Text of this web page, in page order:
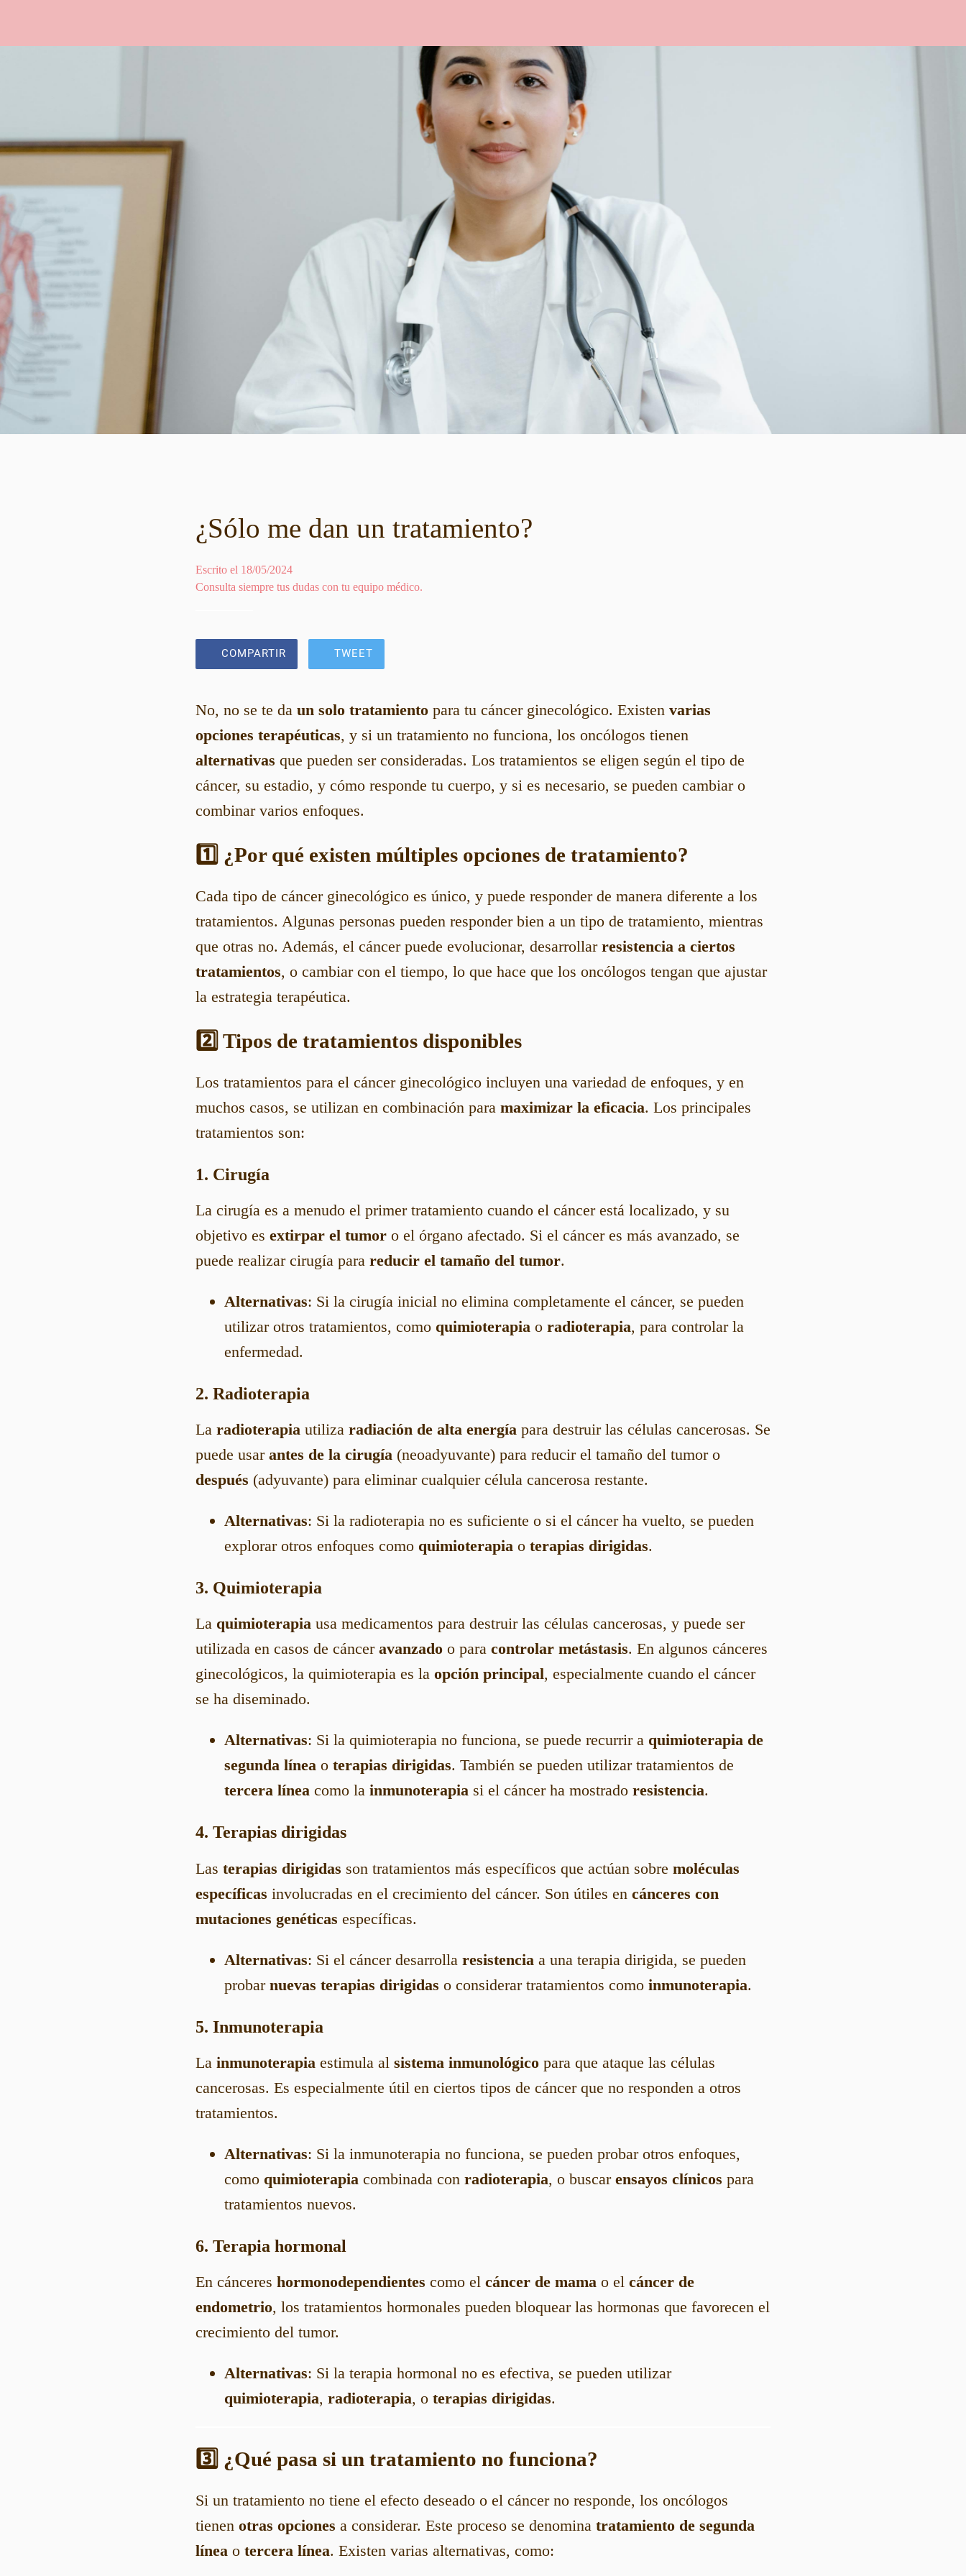
¿Sólo me dan un tratamiento?
Escrito el 18/05/2024
Consulta siempre tus dudas con tu equipo médico.
COMPARTIR TWEET
No, no se te da un solo tratamiento para tu cáncer ginecológico. Existen varias
opciones terapéuticas, y si un tratamiento no funciona, los oncólogos tienen
alternativas que pueden ser consideradas. Los tratamientos se eligen según el tipo de
cáncer, su estadio, y cómo responde tu cuerpo, y si es necesario, se pueden cambiar o
combinar varios enfoques.
1️⃣ ¿Por qué existen múltiples opciones de tratamiento?
Cada tipo de cáncer ginecológico es único, y puede responder de manera diferente a los
tratamientos. Algunas personas pueden responder bien a un tipo de tratamiento, mientras
que otras no. Además, el cáncer puede evolucionar, desarrollar resistencia a ciertos
tratamientos, o cambiar con el tiempo, lo que hace que los oncólogos tengan que ajustar
la estrategia terapéutica.
2️⃣ Tipos de tratamientos disponibles
Los tratamientos para el cáncer ginecológico incluyen una variedad de enfoques, y en
muchos casos, se utilizan en combinación para maximizar la eficacia. Los principales
tratamientos son:
1. Cirugía
La cirugía es a menudo el primer tratamiento cuando el cáncer está localizado, y su
objetivo es extirpar el tumor o el órgano afectado. Si el cáncer es más avanzado, se
puede realizar cirugía para reducir el tamaño del tumor.
Alternativas: Si la cirugía inicial no elimina completamente el cáncer, se pueden
utilizar otros tratamientos, como quimioterapia o radioterapia, para controlar la
enfermedad.
2. Radioterapia
La radioterapia utiliza radiación de alta energía para destruir las células cancerosas. Se
puede usar antes de la cirugía (neoadyuvante) para reducir el tamaño del tumor o
después (adyuvante) para eliminar cualquier célula cancerosa restante.
Alternativas: Si la radioterapia no es suficiente o si el cáncer ha vuelto, se pueden
explorar otros enfoques como quimioterapia o terapias dirigidas.
3. Quimioterapia
La quimioterapia usa medicamentos para destruir las células cancerosas, y puede ser
utilizada en casos de cáncer avanzado o para controlar metástasis. En algunos cánceres
ginecológicos, la quimioterapia es la opción principal, especialmente cuando el cáncer
se ha diseminado.
Alternativas: Si la quimioterapia no funciona, se puede recurrir a quimioterapia de
segunda línea o terapias dirigidas. También se pueden utilizar tratamientos de
tercera línea como la inmunoterapia si el cáncer ha mostrado resistencia.
4. Terapias dirigidas
Las terapias dirigidas son tratamientos más específicos que actúan sobre moléculas
específicas involucradas en el crecimiento del cáncer. Son útiles en cánceres con
mutaciones genéticas específicas.
Alternativas: Si el cáncer desarrolla resistencia a una terapia dirigida, se pueden
probar nuevas terapias dirigidas o considerar tratamientos como inmunoterapia.
5. Inmunoterapia
La inmunoterapia estimula al sistema inmunológico para que ataque las células
cancerosas. Es especialmente útil en ciertos tipos de cáncer que no responden a otros
tratamientos.
Alternativas: Si la inmunoterapia no funciona, se pueden probar otros enfoques,
como quimioterapia combinada con radioterapia, o buscar ensayos clínicos para
tratamientos nuevos.
6. Terapia hormonal
En cánceres hormonodependientes como el cáncer de mama o el cáncer de
endometrio, los tratamientos hormonales pueden bloquear las hormonas que favorecen el
crecimiento del tumor.
Alternativas: Si la terapia hormonal no es efectiva, se pueden utilizar
quimioterapia, radioterapia, o terapias dirigidas.
3️⃣ ¿Qué pasa si un tratamiento no funciona?
Si un tratamiento no tiene el efecto deseado o el cáncer no responde, los oncólogos
tienen otras opciones a considerar. Este proceso se denomina tratamiento de segunda
línea o tercera línea. Existen varias alternativas, como: